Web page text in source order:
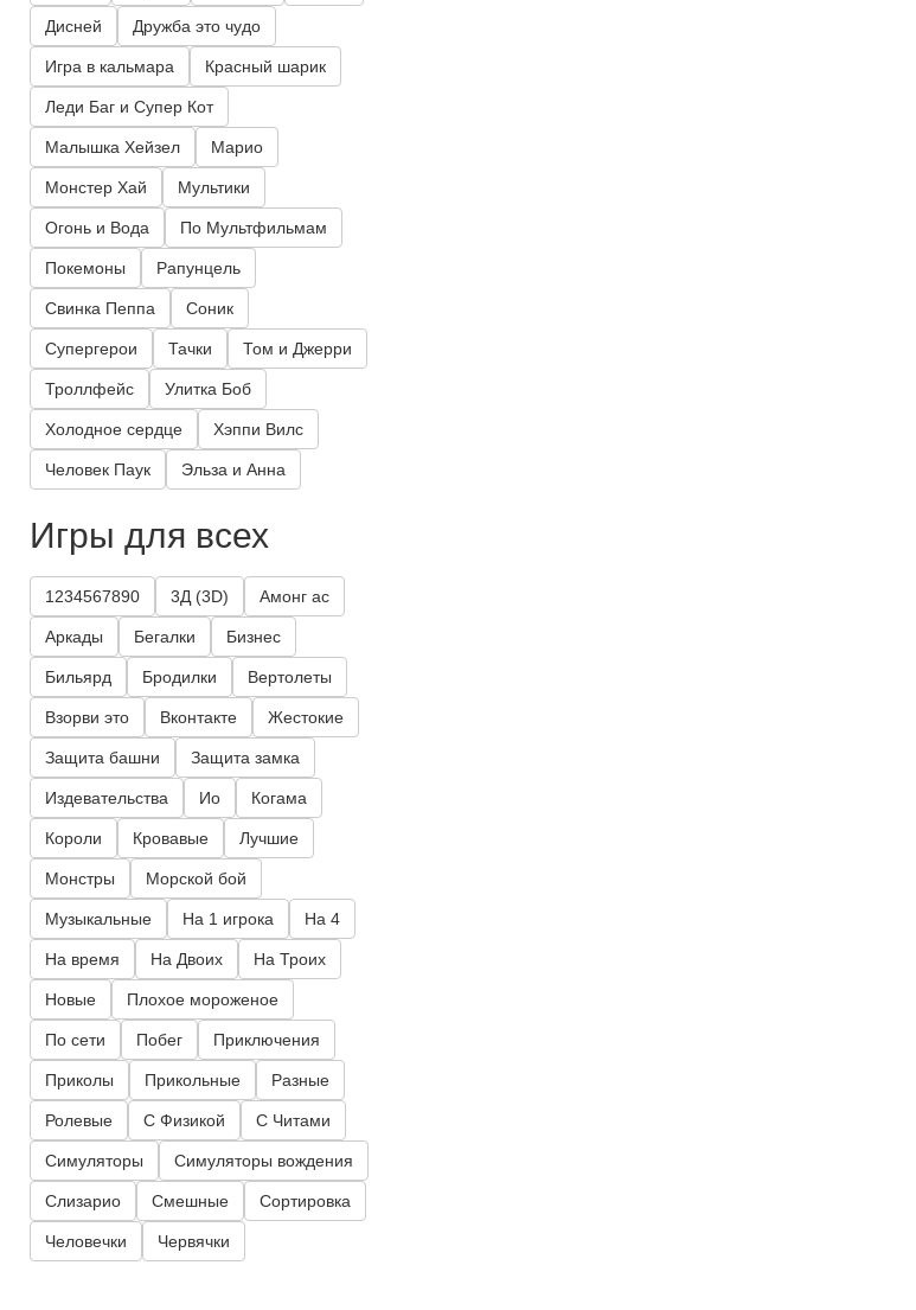
Дисней Дружба это чудо
Игра в кальмара Красный шарик
Леди Баг и Супер Кот
Малышка Хейзел Марио
Монстер Хай Мультики
Огонь и Вода По Мультфильмам
Покемоны Рапунцель
Свинка Пеппа Соник
Супергерои Тачки Том и Джерри
Троллфейс Улитка Боб
Холодное сердце Хэппи Вилс
Человек Паук Эльза и Анна
Игры для всех
1234567890 3Д (3D) Амонг ас
Аркады Бегалки Бизнес
Бильярд Бродилки Вертолеты
Взорви это Вконтакте Жестокие
Защита башни Защита замка
Издевательства Ио Когама
Короли Кровавые Лучшие
Монстры Морской бой
Музыкальные На 1 игрока На 4
На время На Двоих На Троих
Новые Плохое мороженое
По сети Побег Приключения
Приколы Прикольные Разные
Ролевые С Физикой С Читами
Симуляторы Симуляторы вождения
Слизарио Смешные Сортировка
Человечки Червячки